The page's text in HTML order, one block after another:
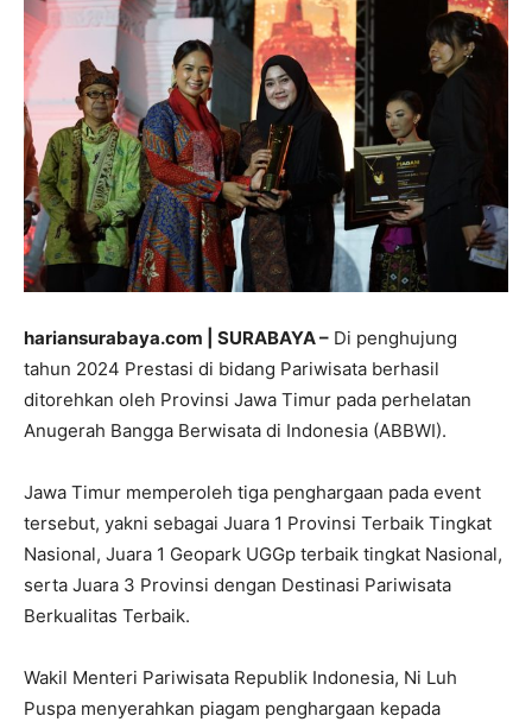
hariansurabaya.com | SURABAYA – Di penghujung
tahun 2024 Prestasi di bidang Pariwisata berhasil
ditorehkan oleh Provinsi Jawa Timur pada perhelatan
Anugerah Bangga Berwisata di Indonesia (ABBWI).
Jawa Timur memperoleh tiga penghargaan pada event
tersebut, yakni sebagai Juara 1 Provinsi Terbaik Tingkat
Nasional, Juara 1 Geopark UGGp terbaik tingkat Nasional,
serta Juara 3 Provinsi dengan Destinasi Pariwisata
Berkualitas Terbaik.
Wakil Menteri Pariwisata Republik Indonesia, Ni Luh
Puspa menyerahkan piagam penghargaan kepada